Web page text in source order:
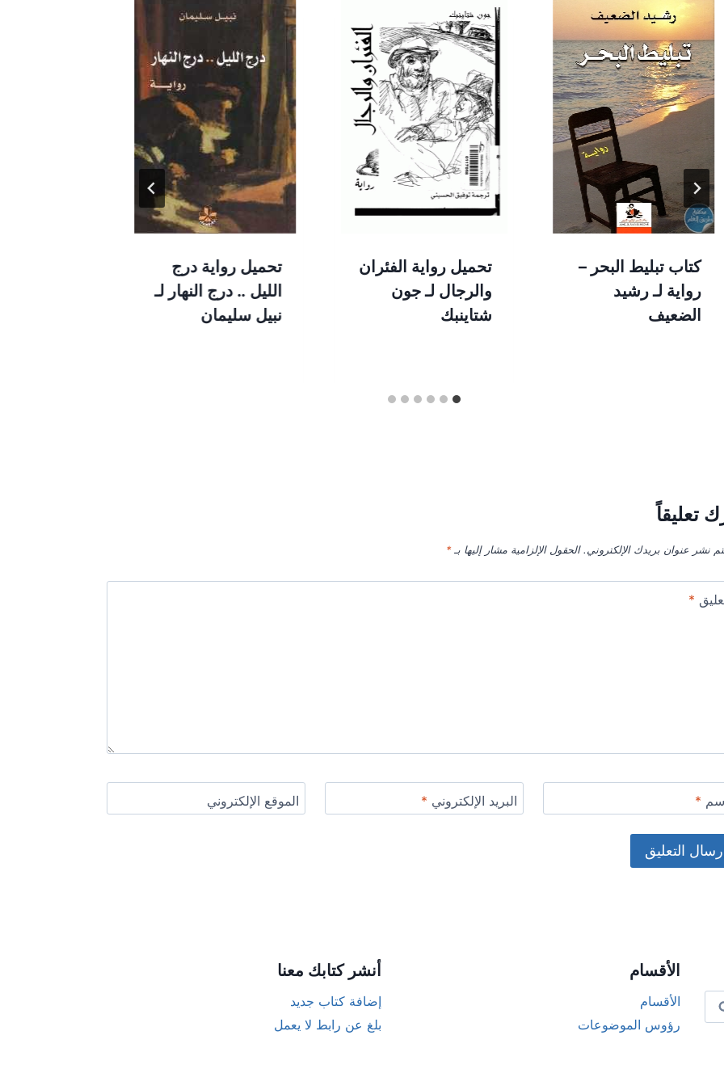
كتاب تبليط البحر –
رواية لـ رشيد
الضعيف
تحميل رواية الفئران
والرجال لـ جون
شتاينبك
تحميل رواية درج
الليل .. درج النهار لـ
نبيل سليمان
تعليقاً
نشر عنوان بريدك الإلكتروني. الحقول الإلزامية مشار إليها بـ*
*
* البريد الإلكتروني * الموقع الإلكتروني
الأقسام
الأقسام
رؤوس الموضوعات
أنشر كتابك معنا
إضافة كتاب جديد
بلغ عن رابط لا يعمل